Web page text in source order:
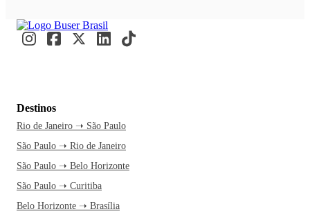
Destinos
Rio de Janeiro ➝ São Paulo
São Paulo ➝ Rio de Janeiro
São Paulo ➝ Belo Horizonte
São Paulo ➝ Curitiba
Belo Horizonte ➝ Brasília